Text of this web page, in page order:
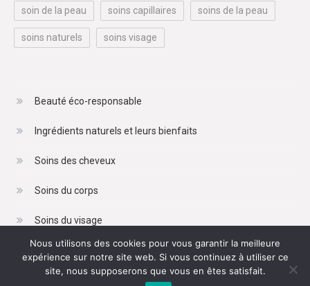
soin de la peau soins capillaires soins de la peau
soins naturels soins visage
Beauté éco-responsable
Ingrédients naturels et leurs bienfaits
Soins des cheveux
Soins du corps
Soins du visage
Nous utilisons des cookies pour vous garantir la meilleure
expérience sur notre site web. Si vous continuez à utiliser ce
site, nous supposerons que vous en êtes satisfait.